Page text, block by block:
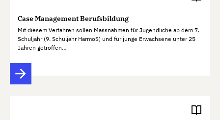
Case Management Berufsbildung
Mit diesem Verfahren sollen Massnahmen für Jugendliche ab dem 7.
Schuljahr (9. Schuljahr HarmoS) und für junge Erwachsene unter 25
Jahren getroffen…